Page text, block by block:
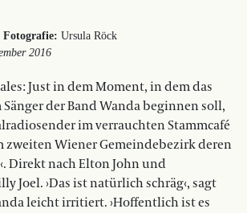
Fotografie: Ursula Röck
2016
Just in dem Moment, in dem das
der Band Wanda beginnen soll,
im verrauchten Stammcafé
zweiten Wiener Gemeindebezirk deren
Direkt nach Elton John und
Joel. ›Das ist natürlich schräg‹, sagt
leicht irritiert. ›Hoffentlich ist es